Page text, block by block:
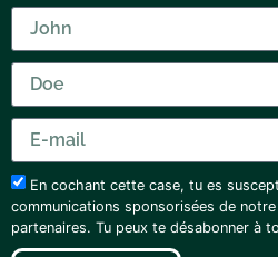
En cochant cette case, tu es
communications sponsorisées de
partenaires. Tu peux te désabonner à